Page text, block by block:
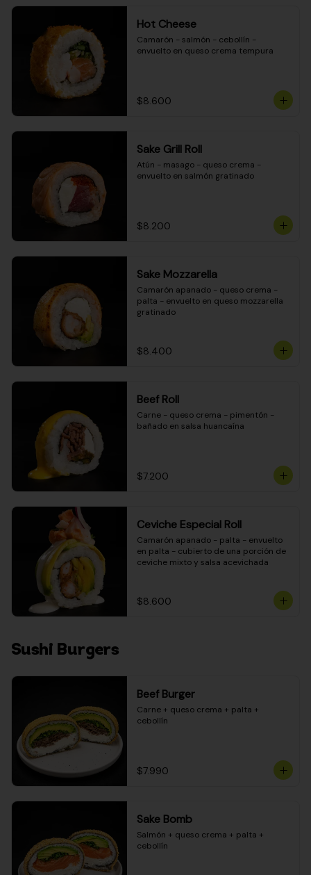
Hot Cheese
Camarón - salmón - cebollín -
envuelto en queso crema tempura
$8.600
Sake Grill Roll
Atún - masago - queso crema -
envuelto en salmón gratinado
$8.200
Sake Mozzarella
Camarón apanado - queso crema -
palta - envuelto en queso mozzarella
gratinado
$8.400
Beef Roll
Carne - queso crema - pimentón -
bañado en salsa huancaína
$7.200
Ceviche Especial Roll
Camarón apanado - palta - envuelto
en palta - cubierto de una porción de
ceviche mixto y salsa acevichada
$8.600
Sushi Burgers
Beef Burger
Carne + queso crema + palta +
cebollín
$7.990
Sake Bomb
Salmón + queso crema + palta +
cebollín